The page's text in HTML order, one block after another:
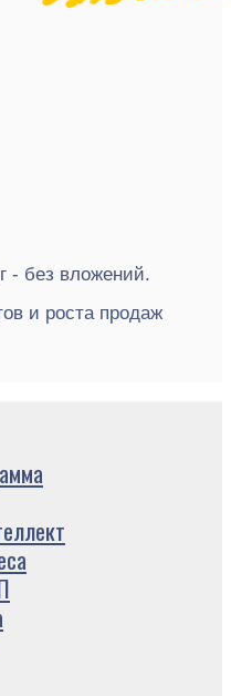
- без вложений.
и роста продаж